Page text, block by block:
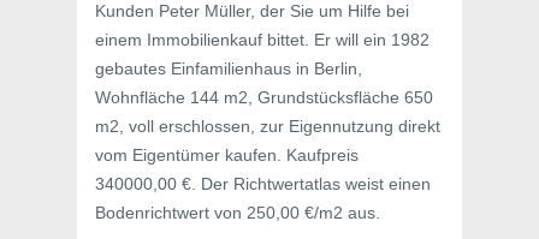
Kunden Peter Müller, der Sie um Hilfe bei
einem Immobilienkauf bittet. Er will ein 1982
gebautes Einfamilienhaus in Berlin,
Wohnfläche 144 m2, Grundstücksfläche 650
m2, voll erschlossen, zur Eigennutzung direkt
vom Eigentümer kaufen. Kaufpreis
340000,00 €. Der Richtwertatlas weist einen
Bodenrichtwert von 250,00 €/m2 aus.